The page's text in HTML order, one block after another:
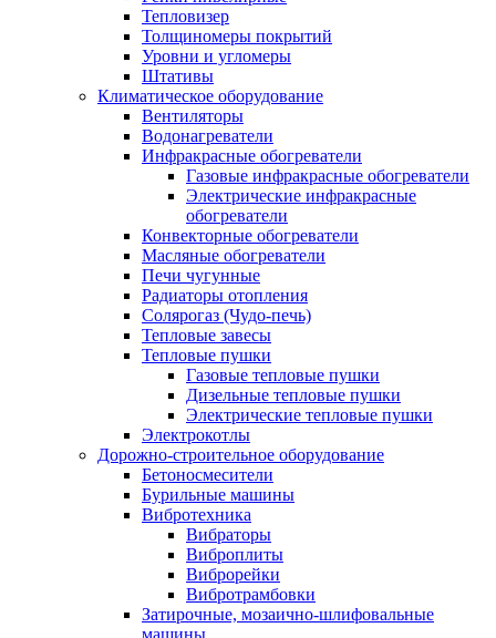
Тепловизер
Толщиномеры покрытий
Уровни и угломеры
Штативы
Климатическое оборудование
Вентиляторы
Водонагреватели
Инфракрасные обогреватели
Газовые инфракрасные обогреватели
Электрические инфракрасные
обогреватели
Конвекторные обогреватели
Масляные обогреватели
Печи чугунные
Радиаторы отопления
Солярогаз (Чудо-печь)
Тепловые завесы
Тепловые пушки
Газовые тепловые пушки
Дизельные тепловые пушки
Электрические тепловые пушки
Электрокотлы
Дорожно-строительное оборудование
Бетоносмесители
Бурильные машины
Вибротехника
Вибраторы
Виброплиты
Виброрейки
Вибротрамбовки
Затирочные, мозаично-шлифовальные
машины